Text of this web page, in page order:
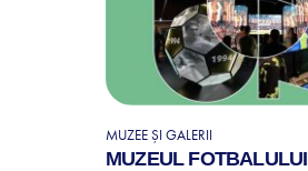
MUZEE ȘI GALERII
MUZEUL FOTBALULUI